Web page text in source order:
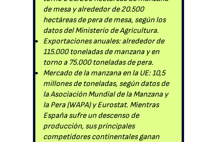
de mesa y alrededor de 20.500
hectáreas de pera de mesa, según los
datos del Ministerio de Agricultura.
Exportaciones anuales: alrededor de
115.000 toneladas de manzana y en
torno a 75.000 toneladas de pera.
Mercado de la manzana en la UE: 10,5
millones de toneladas, según datos de
la Asociación Mundial de la Manzana y
la Pera (WAPA) y Eurostat. Mientras
España sufre un descenso de
producción, sus principales
competidores continentales ganan